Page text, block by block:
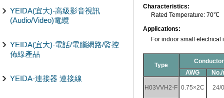
YEIDA(宜大)-高級影音視訊
(Audio/Video)電纜
YEIDA(宜大)-電話/電腦網路/監控
佈線產品
YEIDA-連接器 連接線
Characteristics:
Rated Temperature: 70℃
Applications:
For indoor small electrical
Type
Conductor
AWG
H03VVH2-F 0.75×2C 24/